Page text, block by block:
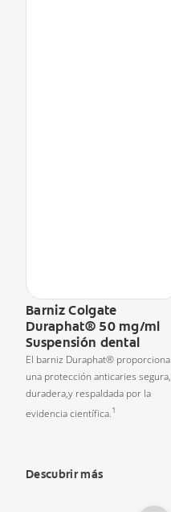
Barniz Colgate
Duraphat® 50 mg/ml
Suspensión dental
El barniz Duraphat® proporciona
una protección anticaries segura,
duradera,y respaldada por la
evidencia científica.1
Descubrir más